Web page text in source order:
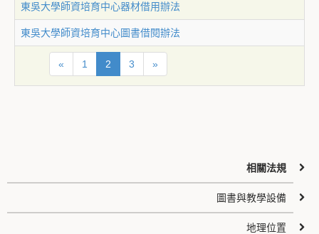
東吳大學師資培育中心器材借用辦法
東吳大學師資培育中心圖書借閱辦法
« 1 2 3 »
相關法規
圖書與教學設備
地理位置